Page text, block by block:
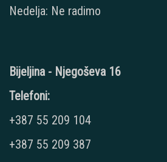
Nedelja: Ne radimo
Bijeljina - Njegoševa 16
Telefoni:
+387 55 209 104
+387 55 209 387